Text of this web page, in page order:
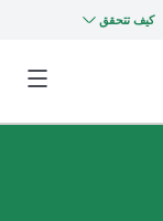
كيف تتحقق